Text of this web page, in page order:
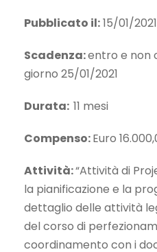
Pubblicato il:15/01/2021
Scadenza:entro e non
giorno 25/01/2021
Durata: 11 mesi
Compenso:Euro
Attività:“Attività di
la pianificazione e la
dettaglio delle attività
del corso di
coordinamento con i